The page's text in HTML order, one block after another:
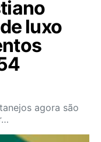
luxo
agora são